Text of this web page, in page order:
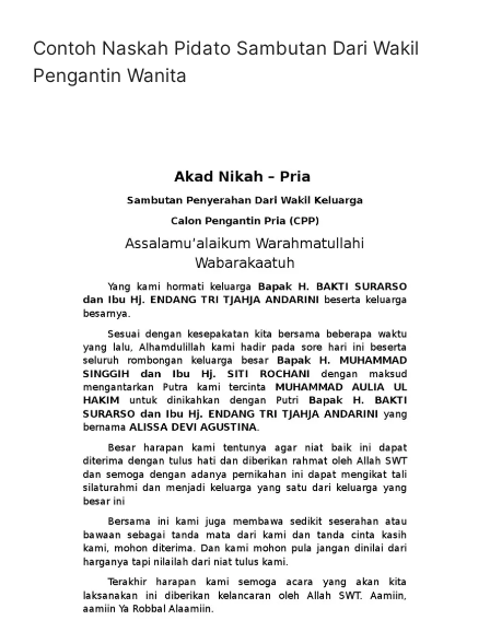
Contoh Naskah Pidato Sambutan Dari Wakil
Pengantin Wanita